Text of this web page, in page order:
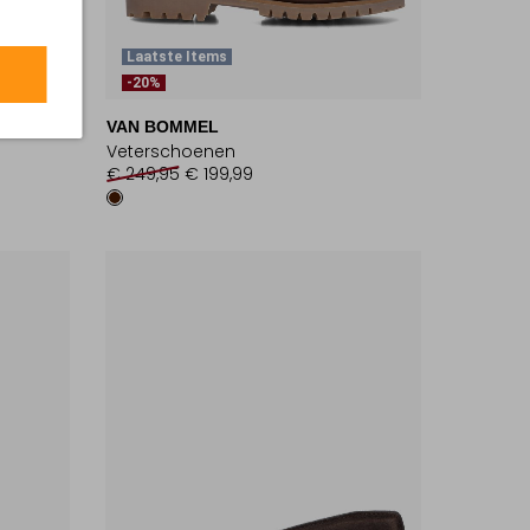
Laatste Items
-20%
VAN BOMMEL
Veterschoenen
€ 249,95 € 199,99